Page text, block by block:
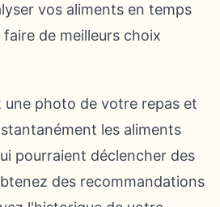
vos aliments en temps
de meilleurs choix
une photo de votre repas et
les aliments
pourraient déclencher des
des recommandations